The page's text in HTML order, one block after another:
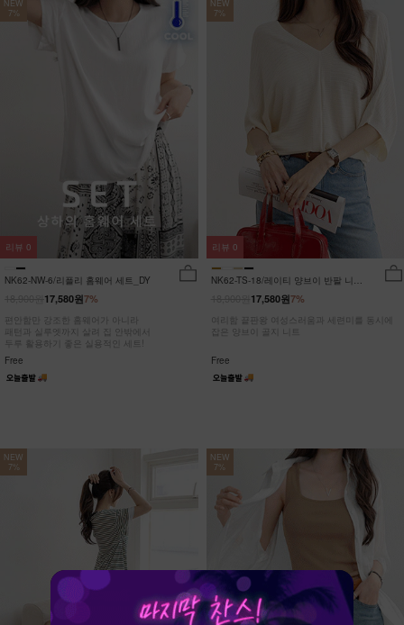
NEW
7%
NK62-NW-6/리플리 홈웨어 세트_DY
7%
17,580원
편안함만 강조한 홈웨어가 아니라
패턴과 실루엣까지 살려 집 안밖에서
두루 활용하기 좋은 실용적인 세트!
Free
리뷰 0
NEW
7%
NK62-TS-18/레이티 양브이 반팔 니트
7%
17,580원
여리함 끝판왕 여성스러움과 세련미를 동시에
잡은 양브이 골지 니트
Free
리뷰 0
NEW
7%
NEW
7%